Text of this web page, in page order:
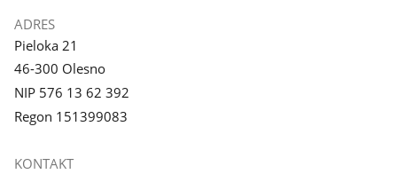
ADRES
Pieloka 21
46-300 Olesno
NIP 576 13 62 392
Regon 151399083
KONTAKT